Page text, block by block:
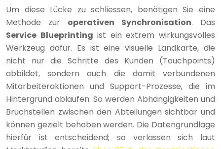
Um diese Lücke zu schliessen, benötigen Sie eine
Methode zur operativen Synchronisation. Das
Service Blueprinting ist ein extrem wirkungsvolles
Werkzeug dafür. Es ist eine visuelle Landkarte, die
nicht nur die Schritte des Kunden (Touchpoints)
abbildet, sondern auch die damit verbundenen
Mitarbeiteraktionen und Support-Prozesse, die im
Hintergrund ablaufen. So werden Abhängigkeiten und
Bruchstellen zwischen den Abteilungen sichtbar und
können gezielt behoben werden. Die Datengrundlage
hierfür ist entscheidend; so verlassen sich laut